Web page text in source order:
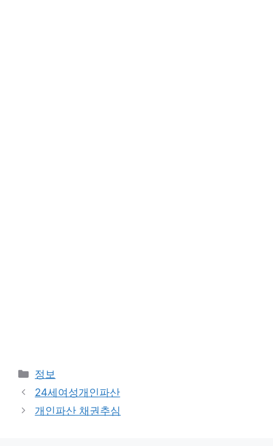
카
테
리
정보
24세여성개인파산
개인파산 채권추심